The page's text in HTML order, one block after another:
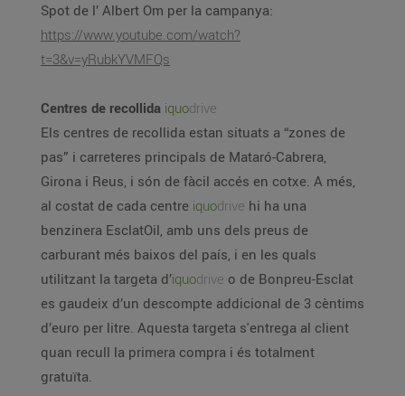
Spot de l’ Albert Om per la campanya:
https://www.youtube.com/watch?
t=3&v=yRubkYVMFQs
Centres de recollida iquodrive
Els centres de recollida estan situats a “zones de
pas” i carreteres principals de Mataró-Cabrera,
Girona i Reus, i són de fàcil accés en cotxe. A més,
al costat de cada centre iquodrive hi ha una
benzinera EsclatOil, amb uns dels preus de
carburant més baixos del país, i en les quals
utilitzant la targeta d’iquodrive o de Bonpreu-Esclat
es gaudeix d’un descompte addicional de 3 cèntims
d’euro per litre. Aquesta targeta s'entrega al client
quan recull la primera compra i és totalment
gratuïta.